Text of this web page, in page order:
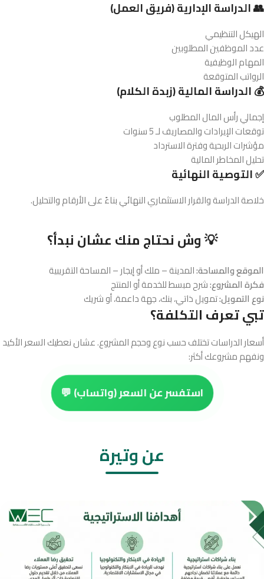
👥 الدراسة الإدارية (فريق العمل)
الهيكل التنظيمي
عدد الموظفين المطلوبين
المهام الوظيفية
الرواتب المتوقعة
💰 الدراسة المالية (زبدة الكلام)
إجمالي رأس المال المطلوب
توقعات الإيرادات والمصاريف لـ 5 سنوات
مؤشرات الربحية وفترة الاسترداد
تحليل المخاطر المالية
✅ التوصية النهائية
خلاصة الدراسة والقرار الاستثماري النهائي بناءً على الأرقام والتحليل.
💡 وش نحتاج منك عشان نبدأ؟
الموقع والمساحة:المدينة – ملك أو إيجار – المساحة التقريبية
فكرة المشروع:شرح مبسط للخدمة أو المنتج
نوع التمويل:تمويل ذاتي، بنك، جهة داعمة، أو شريك
تبي تعرف التكلفة؟
أسعار الدراسات تختلف حسب نوع وحجم المشروع. عشان نعطيك السعر الأكيد
ونفهم مشروعك أكثر:
استفسر عن السعر (واتساب) 💬
عن وتيرة